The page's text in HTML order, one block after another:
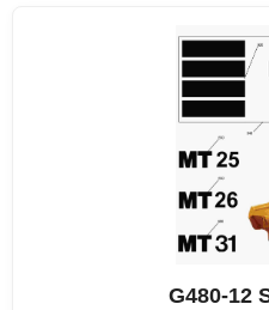
G480-12